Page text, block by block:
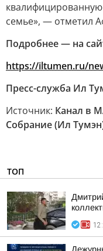
семье», — отметил
Подробнее — на
https://iltumen.ru/
Пресс-служба Ил
Источник: Канал в
Собрание (Ил
ТОП